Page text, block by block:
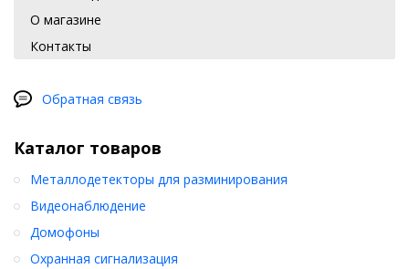
О магазине
Контакты
Обратная связь
Каталог товаров
Металлодетекторы для разминирования
Видеонаблюдение
Домофоны
Охранная сигнализация